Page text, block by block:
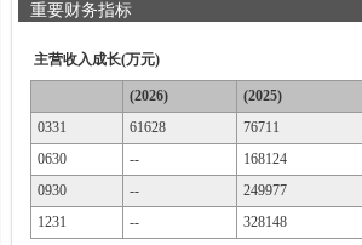
重要财务指标
主营收入成长(万元)
(2026)
(2025)
0331
61628
76711
0630
--
168124
0930
--
249977
1231
-- 328148